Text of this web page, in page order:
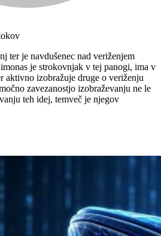
ter je navdušenec nad veriženjem
je strokovnjak v tej panogi, ima v
aktivno izobražuje druge o veriženju
zavezanostjo izobraževanju ne le
teh idej, temveč je njegov